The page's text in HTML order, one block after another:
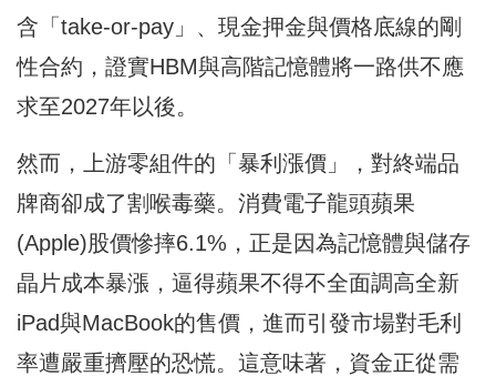
含「take-or-pay」、現金押金與價格底線的剛
性合約，證實HBM與高階記憶體將一路供不應
求至2027年以後。
然而，上游零組件的「暴利漲價」，對終端品
牌商卻成了割喉毒藥。消費電子龍頭蘋果
(Apple)股價慘摔6.1%，正是因為記憶體與儲存
晶片成本暴漲，逼得蘋果不得不全面調高全新
iPad與MacBook的售價，進而引發市場對毛利
率遭嚴重擠壓的恐慌。這意味著，資金正從需